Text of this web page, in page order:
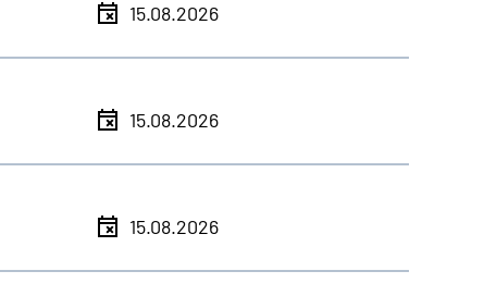
15.08.2026
15.08.2026
15.08.2026